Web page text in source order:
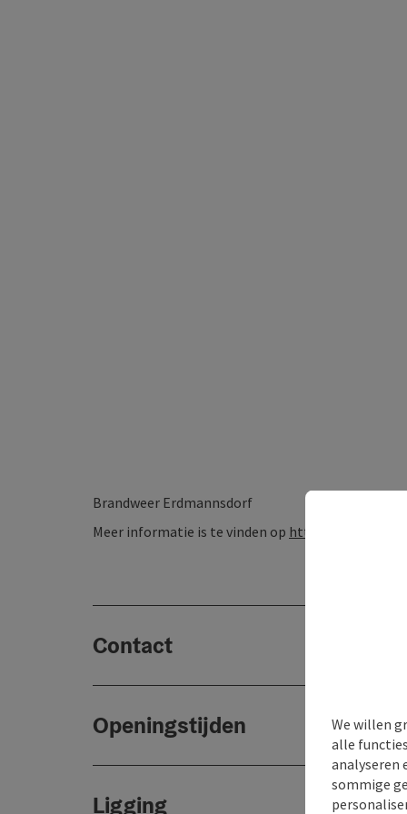
Brandweer Erdmannsdorf
Meer informatie is te vinden op https://www.ff-
Contact
Openingstijden
Ligging
We willen
alle
analyseren
sommige